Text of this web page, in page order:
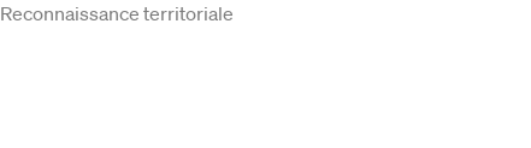
Reconnaissance territoriale